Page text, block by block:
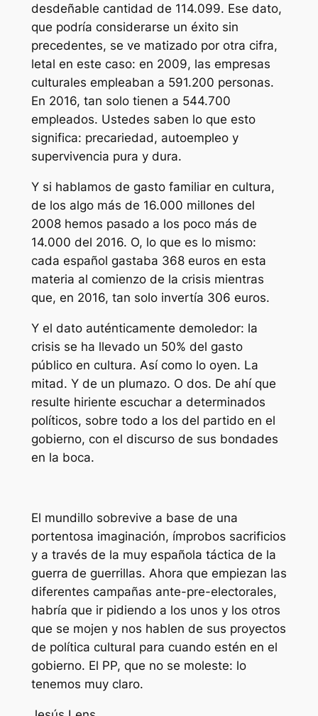
desdeñable cantidad de 114.099. Ese dato,
que podría considerarse un éxito sin
precedentes, se ve matizado por otra cifra,
letal en este caso: en 2009, las empresas
culturales empleaban a 591.200 personas.
En 2016, tan solo tienen a 544.700
empleados. Ustedes saben lo que esto
significa: precariedad, autoempleo y
supervivencia pura y dura.
Y si hablamos de gasto familiar en cultura,
de los algo más de 16.000 millones del
2008 hemos pasado a los poco más de
14.000 del 2016. O, lo que es lo mismo:
cada español gastaba 368 euros en esta
materia al comienzo de la crisis mientras
que, en 2016, tan solo invertía 306 euros.
Y el dato auténticamente demoledor: la
crisis se ha llevado un 50% del gasto
público en cultura. Así como lo oyen. La
mitad. Y de un plumazo. O dos. De ahí que
resulte hiriente escuchar a determinados
políticos, sobre todo a los del partido en el
gobierno, con el discurso de sus bondades
en la boca.
El mundillo sobrevive a base de una
portentosa imaginación, ímprobos sacrificios
y a través de la muy española táctica de la
guerra de guerrillas. Ahora que empiezan las
diferentes campañas ante-pre-electorales,
habría que ir pidiendo a los unos y los otros
que se mojen y nos hablen de sus proyectos
de política cultural para cuando estén en el
gobierno. El PP, que no se moleste: lo
tenemos muy claro.